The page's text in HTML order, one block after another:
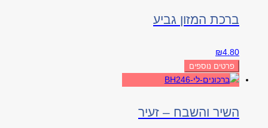
ברכת המזון גביע
₪4.80
פרטים נוספים
השיר והשבח – זעיר